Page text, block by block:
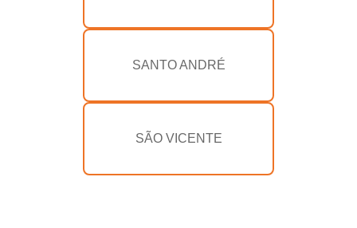
SANTO ANDRÉ
SÃO VICENTE